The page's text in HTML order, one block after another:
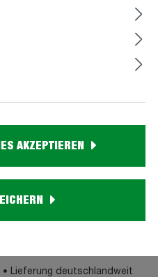
Angeboten.
Abschluss der Registrierung an
möglich. Der Gutschein ist
Lieferung deutschlandweit
AKZEPTIEREN